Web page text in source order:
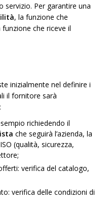
Per garantire una
, la funzione che
che riceve il
inizialmente nel definire i
il fornitore sarà
richiedendo il
che seguirà l’azienda, la
ISO (qualità, sicurezza,
verifica del catalogo,
verifica delle condizioni di